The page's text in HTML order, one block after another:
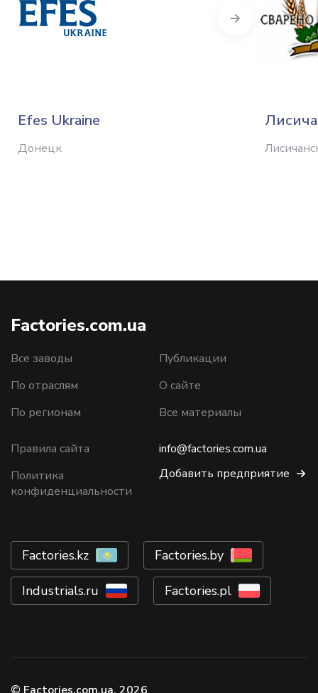
Efes Ukraine
Донецк
Next
Factories.com.ua
Все заводы
По отраслям
По регионам
Публикации
О сайте
Все материалы
Правила сайта
Политика
конфиденциальности
info@factories.com.ua
Добавить предприятие
Factories.kz Factories.by
Industrials.ru Factories.pl